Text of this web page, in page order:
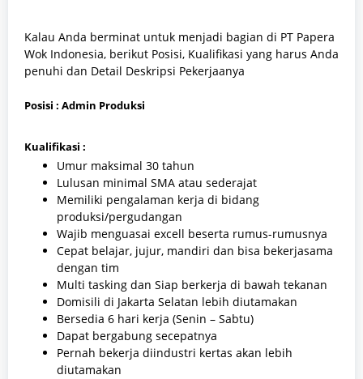
Kalau Anda berminat untuk menjadi bagian di PT Papera
Wok Indonesia, berikut Posisi, Kualifikasi yang harus Anda
penuhi dan Detail Deskripsi Pekerjaanya
Posisi : Admin Produksi
Kualifikasi :
Umur maksimal 30 tahun
Lulusan minimal SMA atau sederajat
Memiliki pengalaman kerja di bidang
produksi/pergudangan
Wajib menguasai excell beserta rumus-rumusnya
Cepat belajar, jujur, mandiri dan bisa bekerjasama
dengan tim
Multi tasking dan Siap berkerja di bawah tekanan
Domisili di Jakarta Selatan lebih diutamakan
Bersedia 6 hari kerja (Senin – Sabtu)
Dapat bergabung secepatnya
Pernah bekerja diindustri kertas akan lebih
diutamakan